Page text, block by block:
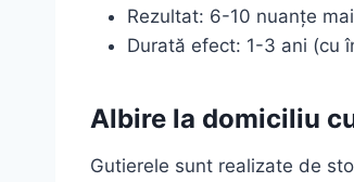
Rezultat: 6-10 nuanțe
Durată efect: 1-3 ani (cu
Albire la domiciliu
Gutierele sunt realizate de